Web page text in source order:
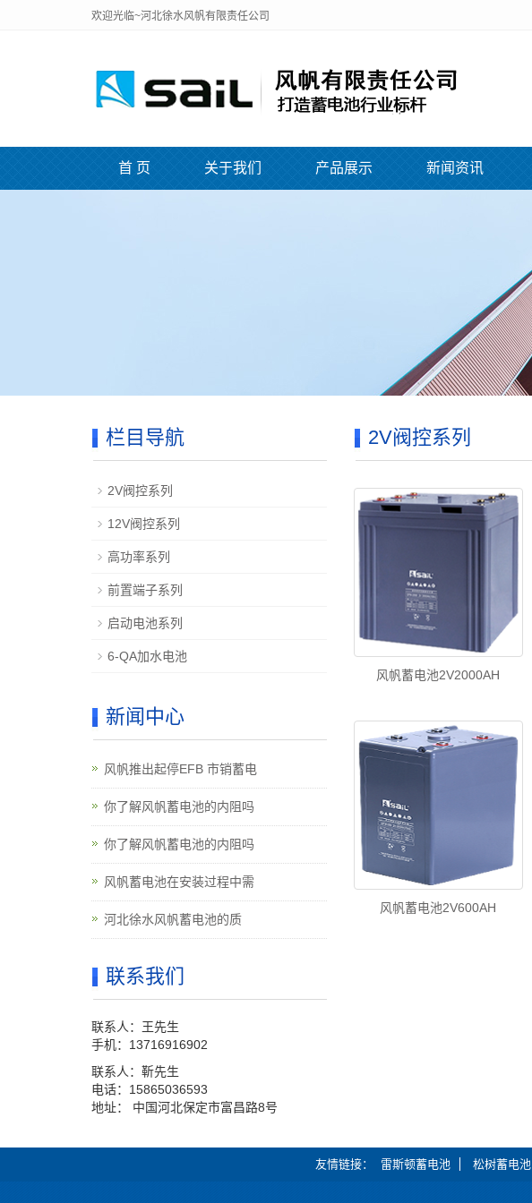
欢迎光临~河北徐水风帆有限责任公司
首 页 关于我们 产品展示 新闻资讯
2V阀控系列
风帆蓄电池2V2000AH
风帆蓄电池2V600AH
栏目导航
2V阀控系列
12V阀控系列
高功率系列
前置端子系列
启动电池系列
6-QA加水电池
新闻中心
风帆推出起停EFB 市销蓄电
你了解风帆蓄电池的内阻吗
你了解风帆蓄电池的内阻吗
风帆蓄电池在安装过程中需
河北徐水风帆蓄电池的质
联系我们
联系人：王先生
手机：13716916902
联系人：靳先生
电话：15865036593
地址： 中国河北保定市富昌路8号
友情链接 雷斯顿蓄电池 松树蓄电池